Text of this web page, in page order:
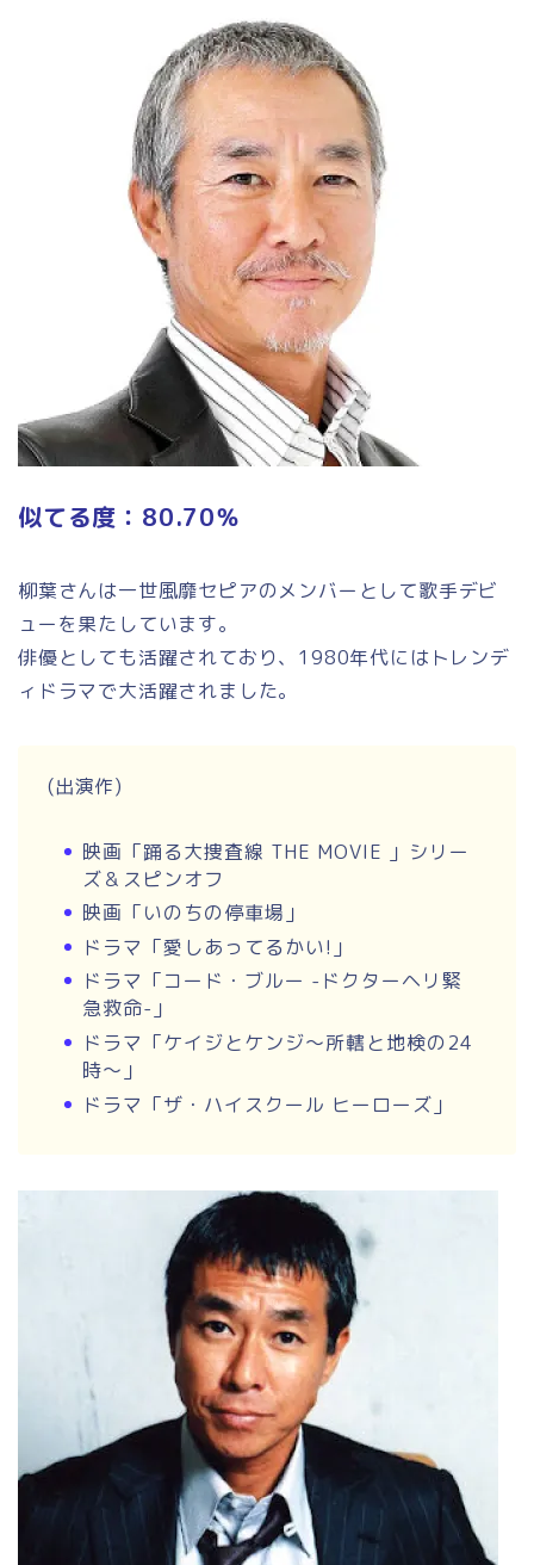
似てる度：80.70％
柳葉さんは一世風靡セピアのメンバーとして歌手デビ
ューを果たしています。
俳優としても活躍されており、1980年代にはトレンデ
ィドラマで大活躍されました。
(出演作)
映画「踊る大捜査線 THE MOVIE 」シリー
ズ＆スピンオフ
映画「いのちの停車場」
ドラマ「愛しあってるかい!」
ドラマ「コード・ブルー -ドクターヘリ緊
急救命-」
ドラマ「ケイジとケンジ〜所轄と地検の24
時〜」
ドラマ「ザ・ハイスクール ヒーローズ」